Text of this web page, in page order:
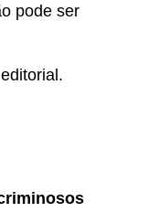
pode ser